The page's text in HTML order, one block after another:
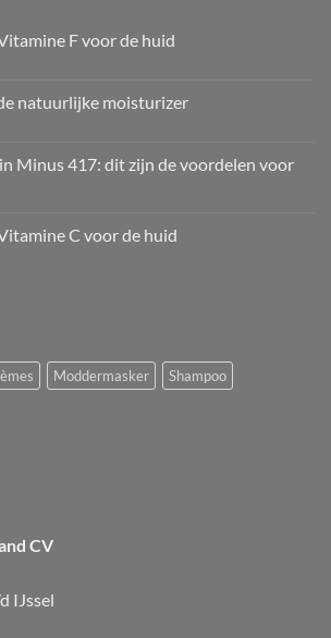
F voor de huid
natuurlijke moisturizer
Minus 417: dit zijn de voordelen voor
C voor de huid
Moddermasker
Shampoo
CV
IJssel